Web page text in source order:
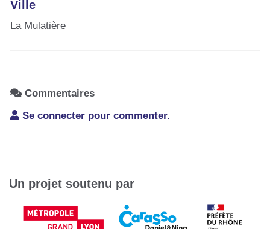
Ville
La Mulatière
Commentaires
Se connecter pour commenter.
Un projet soutenu par